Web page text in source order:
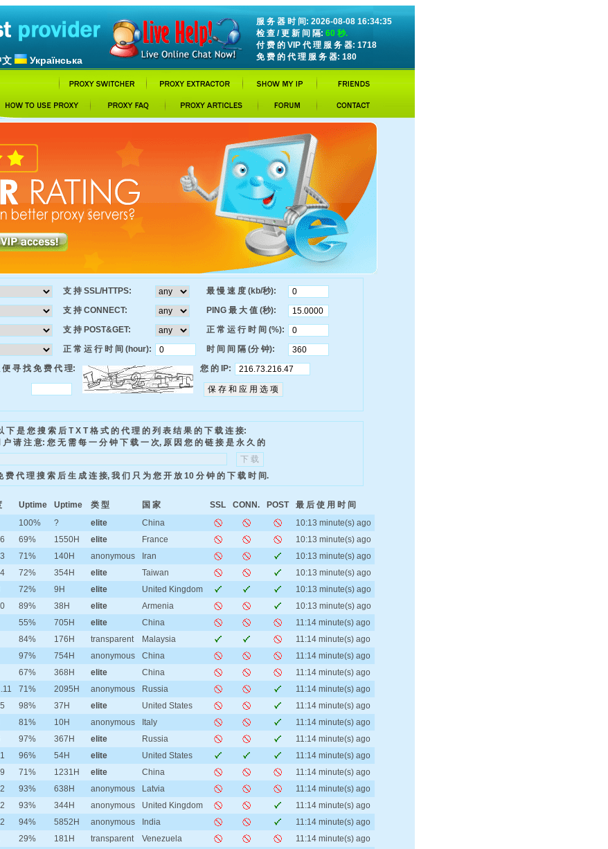
文 Українська
服 务 器 时 间: 2026-08-08 16:34:35
检 查 / 更 新 间 隔: 60 秒.
付 费 的 VIP 代 理 服 务 器: 1718
免 费 的 代 理 服 务 器: 180
支 持 SSL/HTTPS:
最 慢 速 度 (kb/秒):
支 持 CONNECT:
PING 最 大 值 (秒):
支 持 POST&GET:
正 常 运 行 时 间 (%):
正 常 运 行 时 间 (hour):
时 间 间 隔 (分 钟):
寻 找 免 费 代 理:
您 的 IP:
下 是 您 搜 索 后 T X T 格 式 的 代 理 的 列 表 结 果 的 下 载 连 接:
户 请 注 意: 您 无 需 每 一 分 钟 下 载 一 次, 原 因 您 的 链 接 是 永 久 的
费 代 理 搜 索 后 生 成 连 接, 我 们 只 为 您 开 放 10 分 钟 的 下 载 时 间.
Uptime Uptime 类 型 国 家 SSL CONN. POST
最 后 使 用 时 间
100% ? elite China
10:13 minute(s) ago
69% 1550H elite France
10:13 minute(s) ago
71% 140H anonymous Iran
10:13 minute(s) ago
72% 354H elite Taiwan
10:13 minute(s) ago
72% 9H elite United Kingdom
10:13 minute(s) ago
89% 38H elite Armenia
10:13 minute(s) ago
55% 705H elite China
11:14 minute(s) ago
84% 176H transparent Malaysia
11:14 minute(s) ago
97% 754H anonymous China
11:14 minute(s) ago
67% 368H elite China
11:14 minute(s) ago
71% 2095H anonymous Russia
11:14 minute(s) ago
98% 37H elite United States
11:14 minute(s) ago
81% 10H anonymous Italy
11:14 minute(s) ago
97% 367H elite Russia
11:14 minute(s) ago
96% 54H elite United States
11:14 minute(s) ago
71% 1231H elite China
11:14 minute(s) ago
93% 638H anonymous Latvia
11:14 minute(s) ago
93% 344H anonymous United Kingdom
11:14 minute(s) ago
94% 5852H anonymous India
11:14 minute(s) ago
29% 181H transparent Venezuela
11:14 minute(s) ago